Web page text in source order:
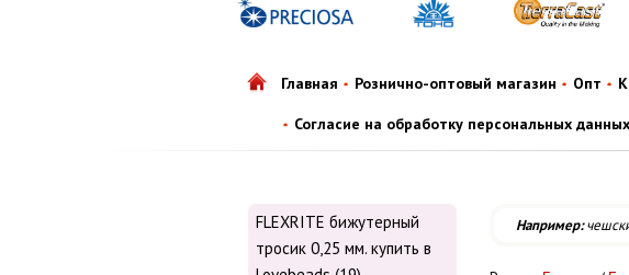
Главная Рознично-оптовый магазин Опт
Согласие на обработку персональных данных
FLEXRITE бижутерный
тросик 0,25 мм. купить в
Например: